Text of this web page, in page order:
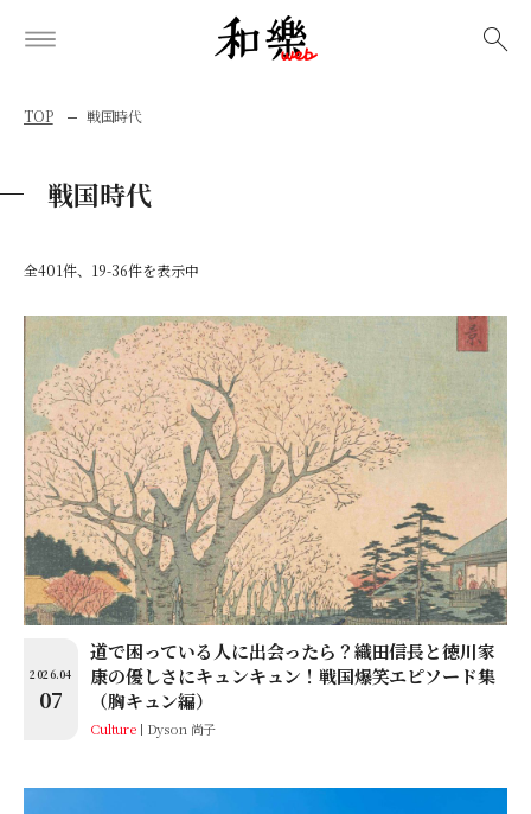
TOP 戦国時代
戦国時代
全401件、19-36件を表示中
2026.04
07
道で困っている人に出会ったら？織田信長と徳川家
康の優しさにキュンキュン！戦国爆笑エピソード集
（胸キュン編）
Culture Dyson 尚子